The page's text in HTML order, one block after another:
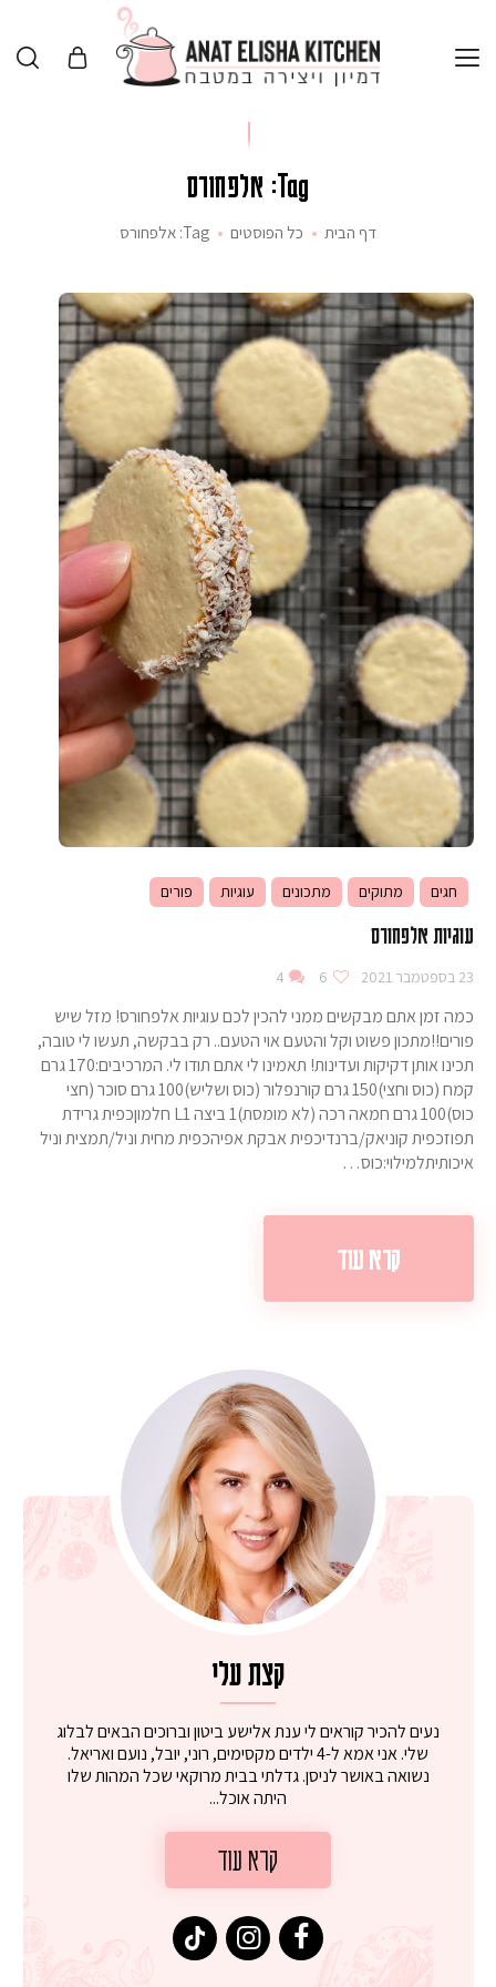
Tag: אלפחורס
דף הבית כל הפוסטים Tag: אלפחורס
חגים מתוקים מתכונים עוגיות פורים
עוגיות אלפחורס
23 בספטמבר 2021 6
4
כמה זמן אתם מבקשים ממני להכין לכם עוגיות אלפחורס! מזל שיש
פורים!!מתכון פשוט וקל והטעם אוי הטעם.. רק בבקשה, תעשו לי טובה,
תכינו אותן דקיקות ועדינות! תאמינו לי אתם תודו לי. המרכיבים:170 גרם
קמח (כוס וחצי)150 גרם קורנפלור (כוס ושליש)100 גרם סוכר (חצי
כוס)100 גרם חמאה רכה (לא מומסת)1 ביצה L1 חלמוןכפית גרידת
תפוזכפית קוניאק/ברנדיכפית אבקת אפיהכפית מחית וניל/תמצית וניל
איכותיתלמילוי:כוס…
קרא עוד
קצת עלי
נעים להכיר קוראים לי ענת אלישע ביטון וברוכים הבאים לבלוג
שלי. אני אמא ל-4 ילדים מקסימים, רוני, יובל, נועם ואריאל.
נשואה באושר לניסן. גדלתי בבית מרוקאי שכל המהות שלו
היתה אוכל...
קרא עוד